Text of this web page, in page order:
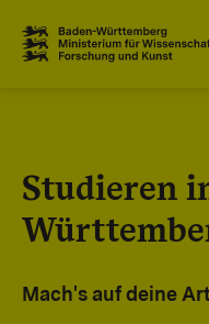
Studieren
Mach's auf deine